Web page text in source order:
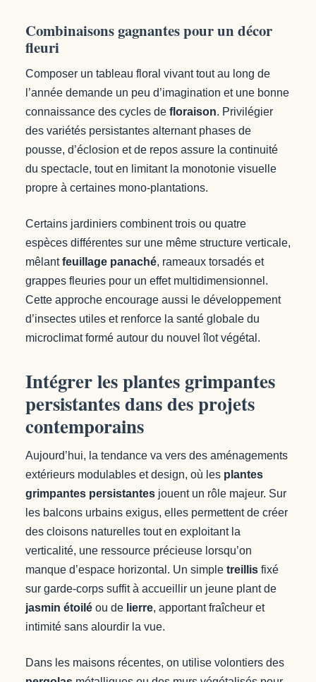
Combinaisons gagnantes pour un décor
fleuri
Composer un tableau floral vivant tout au long de
l’année demande un peu d’imagination et une bonne
connaissance des cycles de floraison. Privilégier
des variétés persistantes alternant phases de
pousse, d’éclosion et de repos assure la continuité
du spectacle, tout en limitant la monotonie visuelle
propre à certaines mono-plantations.
Certains jardiniers combinent trois ou quatre
espèces différentes sur une même structure verticale,
mêlantfeuillage panaché, rameaux torsadés et
grappes fleuries pour un effet multidimensionnel.
Cette approche encourage aussi le développement
d’insectes utiles et renforce la santé globale du
microclimat formé autour du nouvel îlot végétal.
Intégrer les plantes grimpantes
persistantes dans des projets
contemporains
Aujourd’hui, la tendance va vers des aménagements
extérieurs modulables et design, où les plantes
grimpantes persistantes jouent un rôle majeur. Sur
les balcons urbains exigus, elles permettent de créer
des cloisons naturelles tout en exploitant la
verticalité, une ressource précieuse lorsqu’on
manque d’espace horizontal. Un simple treillis fixé
sur garde-corps suffit à accueillir un jeune plant de
jasmin étoilé ou de lierre, apportant fraîcheur et
intimité sans alourdir la vue.
Dans les maisons récentes, on utilise volontiers des